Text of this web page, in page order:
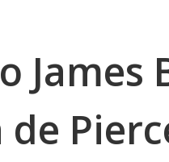
James